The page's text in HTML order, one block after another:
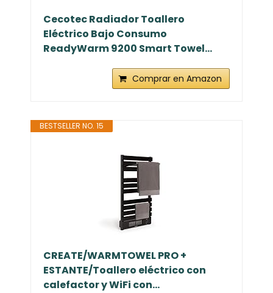
Cecotec Radiador Toallero
Eléctrico Bajo Consumo
ReadyWarm 9200 Smart Towel...
Comprar en Amazon
BESTSELLER NO. 15
CREATE/WARMTOWEL PRO +
ESTANTE/Toallero eléctrico con
calefactor y WiFi con...